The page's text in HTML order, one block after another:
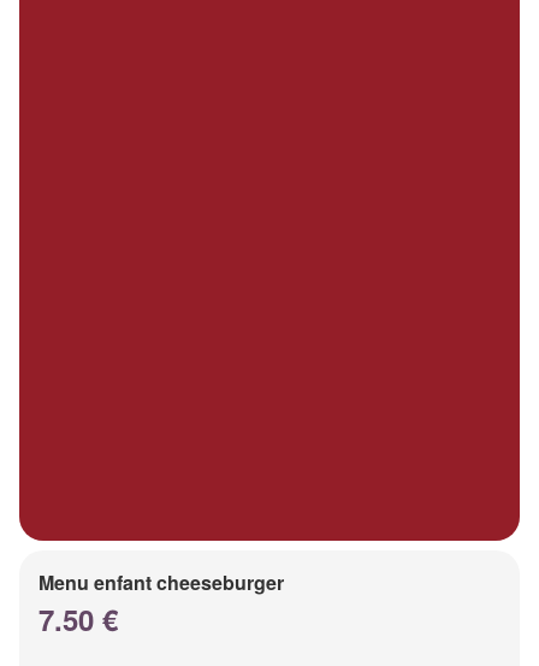
Menu enfant cheeseburger
7.50 €